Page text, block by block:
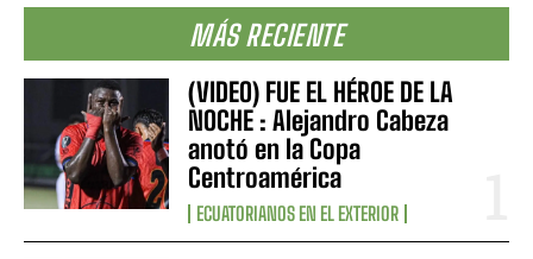
MÁS RECIENTE
(VIDEO) FUE EL HÉROE DE LA
NOCHE : Alejandro Cabeza
anotó en la Copa
Centroamérica
ECUATORIANOS EN EL EXTERIOR